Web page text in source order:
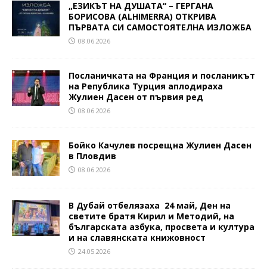
„ЕЗИКЪТ НА ДУШАТА“ – ГЕРГАНА
БОРИСОВА (ALHIMERRA) ОТКРИВА
ПЪРВАТА СИ САМОСТОЯТЕЛНА ИЗЛОЖБА
08.06.2026
Посланичката на Франция и посланикът
на Република Турция аплодираха
Жулиен Дасен от първия ред
08.06.2026
Бойко Качулев посрещна Жулиен Дасен
в Пловдив
08.06.2026
В Дубай отбелязаха 24 май, Ден на
светите братя Кирил и Методий, на
българската азбука, просвета и култура
и на славянската книжовност
24.05.2026